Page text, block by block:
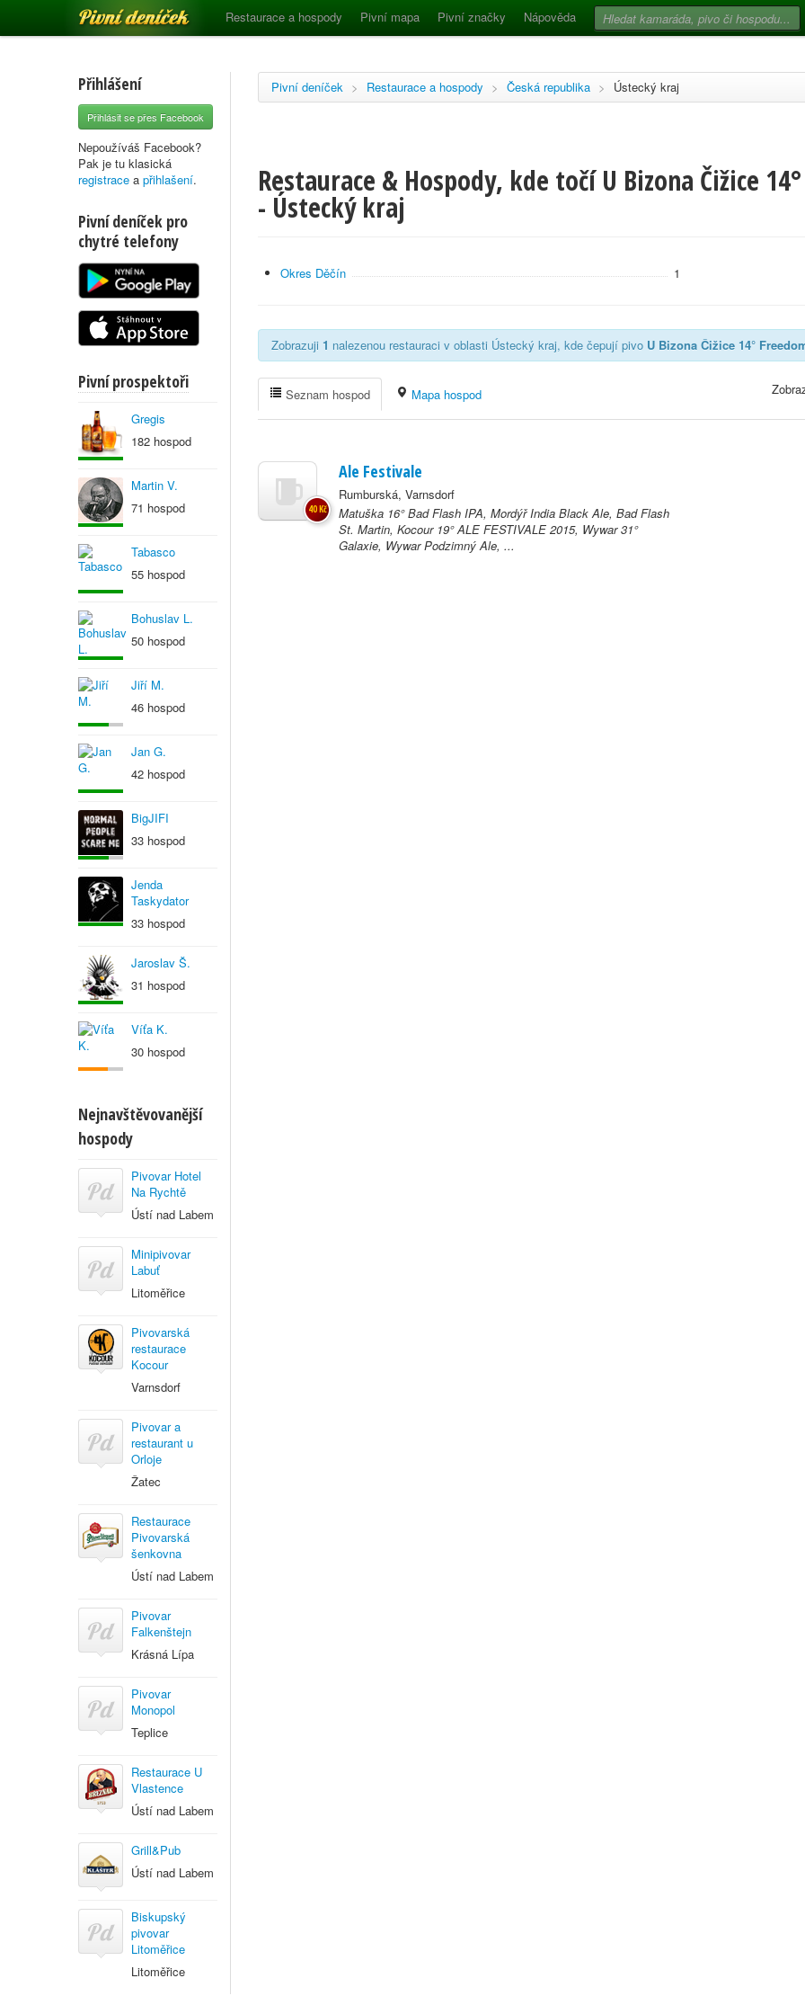
Pivní deníček Restaurace a hospody Pivní mapa Pivní značky Nápověda
Přihlášení
Přihlásit se přes Facebook
Nepoužíváš Facebook?
Pak je tu klasická
registrace a přihlašení.
Pivní deníček pro
chytré telefony
Pivní prospektoři
Gregis
182 hospod
Martin V.
71 hospod
Tabasco
55 hospod
Bohuslav L.
50 hospod
Jiří M.
46 hospod
Jan G.
42 hospod
BigJIFI
33 hospod
Jenda
Taskydator
33 hospod
Jaroslav Š.
31 hospod
Víťa K.
30 hospod
Nejnavštěvovanější
hospody
Pivovar Hotel
Na Rychtě
Ústí nad Labem
Minipivovar
Labuť
Litoměřice
Pivovarská
restaurace
Kocour
Varnsdorf
Pivovar a
restaurant u
Orloje
Žatec
Restaurace
Pivovarská
šenkovna
Ústí nad Labem
Pivovar
Falkenštejn
Krásná Lípa
Pivovar
Monopol
Teplice
Restaurace U
Vlastence
Ústí nad Labem
Grill&Pub
Ústí nad Labem
Biskupský
pivovar
Litoměřice
Litoměřice
Pivní deníček > Restaurace a hospody > Česká republika > Ústecký kraj
Restaurace & Hospody, kde točí U Bizona Čižice
- Ústecký kraj
Okres Děčín 1
Zobrazuji 1 nalezenou restauraci v oblasti Ústecký kraj, kde čepují pivo U Bizona Čižice 14°
Seznam hospod Mapa hospod
Ale Festivale
Rumburská, Varnsdorf
Matuška 16° Bad Flash IPA, Mordýř India Black Ale, Bad Flash
St. Martin, Kocour 19° ALE FESTIVALE 2015, Wywar 31°
Galaxie, Wywar Podzimný Ale, ...
40 Kč